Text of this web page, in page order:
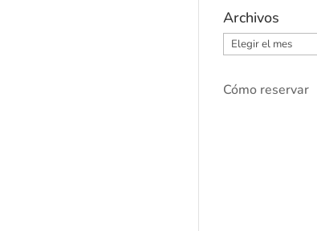
Archivos
Archivos
Cómo reservar